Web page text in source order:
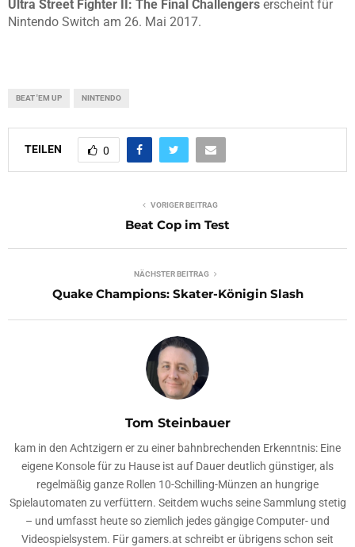
Ultra Street Fighter II: The Final Challengers erscheint für
Nintendo Switch am 26. Mai 2017.
BEAT 'EM UP NINTENDO
TEILEN 0
VORIGER BEITRAG
Beat Cop im Test
NÄCHSTER BEITRAG
Quake Champions: Skater-Königin Slash
Tom Steinbauer
kam in den Achtzigern er zu einer bahnbrechenden Erkenntnis: Eine
eigene Konsole für zu Hause ist auf Dauer deutlich günstiger, als
regelmäßig ganze Rollen 10-Schilling-Münzen an hungrige
Spielautomaten zu verfüttern. Seitdem wuchs seine Sammlung stetig
– und umfasst heute so ziemlich jedes gängige Computer- und
Videospielsystem. Für gamers.at schreibt er übrigens schon seit